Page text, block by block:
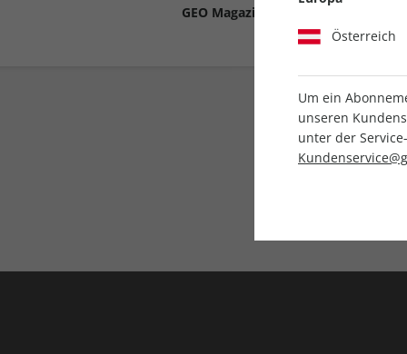
GEO Magazin-App
Österreich
Um ein
unseren
unter der